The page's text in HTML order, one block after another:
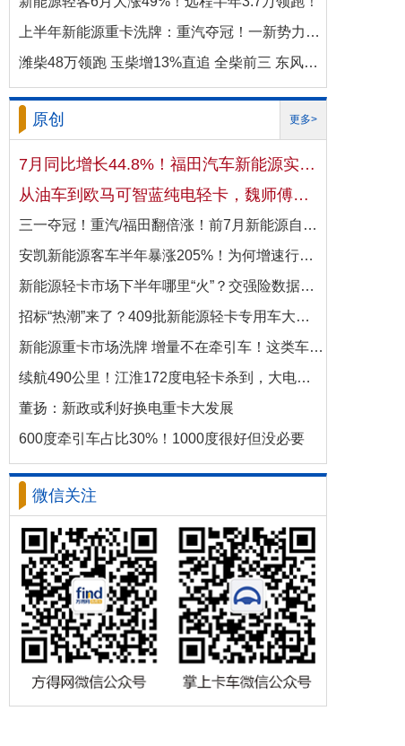
上半年新能源重卡洗牌：重汽夺冠！一新势力千倍暴涨！
潍柴48万领跑 玉柴增13%直追 全柴前三 东风康明斯进前六 上半年柴油机增10.7
原创 更多>
7月同比增长44.8%！福田汽车新能源实现国内出口双向开花
从油车到欧马可智蓝纯电轻卡，魏师傅的医药配送日子越过越省心
三一夺冠！重汽/福田翻倍涨！前7月新能源自卸车大增106%！
安凯新能源客车半年暴涨205%！为何增速行业第一？
新能源轻卡市场下半年哪里“火”？交强险数据揭秘机会
招标“热潮”来了？409批新能源轻卡专用车大批量上新！
新能源重卡市场洗牌 增量不在牵引车！这类车增速破100%
续航490公里！江淮172度电轻卡杀到，大电量时代来了？
董扬：新政或利好换电重卡大发展
600度牵引车占比30%！1000度很好但没必要
微信关注